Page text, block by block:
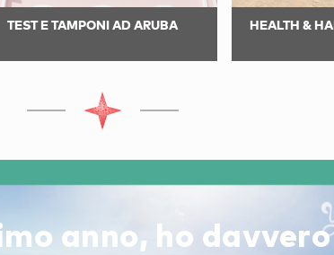
TEST E TAMPONI AD ARUBA HEALTH &
anno, ho davvero